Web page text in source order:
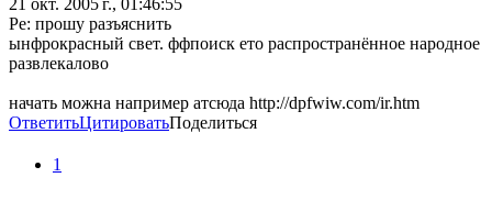
21 окт. 2005 г., 01:46:55
Ре: прошу разъяснить
ынфрокрасный свет. ффпоиск ето распространённое народное
развлекалово
начать можна например атсюда http://dpfwiw.com/ir.htm
ОтветитьЦитироватьПоделиться
1